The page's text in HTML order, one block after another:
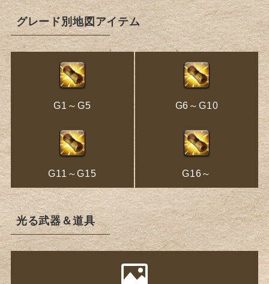
グレード別地図アイテム
G1～G5 G6～G10
G11～G15 G16～
光る武器＆道具